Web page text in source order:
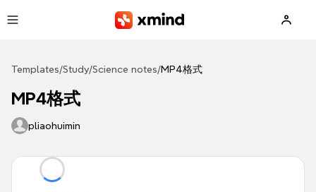
Templates/Study/Science notes/MP4格式
MP4格式
pliaohuimin